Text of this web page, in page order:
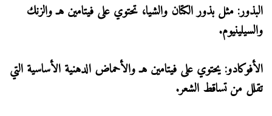
البذور: مثل بذور الكتان والشيا، تحتوي على فيتامين هـ والزنك
والسيلينيوم.
الأفوكادو: يحتوي على فيتامين هـ والأحماض الدهنية الأساسية التي
تقلل من تساقط الشعر.